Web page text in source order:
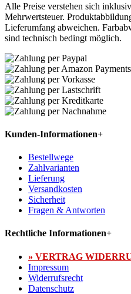
Alle Preise verstehen sich
Mehrwertsteuer.
Lieferumfang abweichen.
sind technisch bedingt möglich.
Kunden-Informationen+
Bestellwege
Zahlvarianten
Lieferung
Versandkosten
Sicherheit
Fragen & Antworten
Rechtliche Informationen+
» VERTRAG
Impressum
Widerrufsrecht
Datenschutz